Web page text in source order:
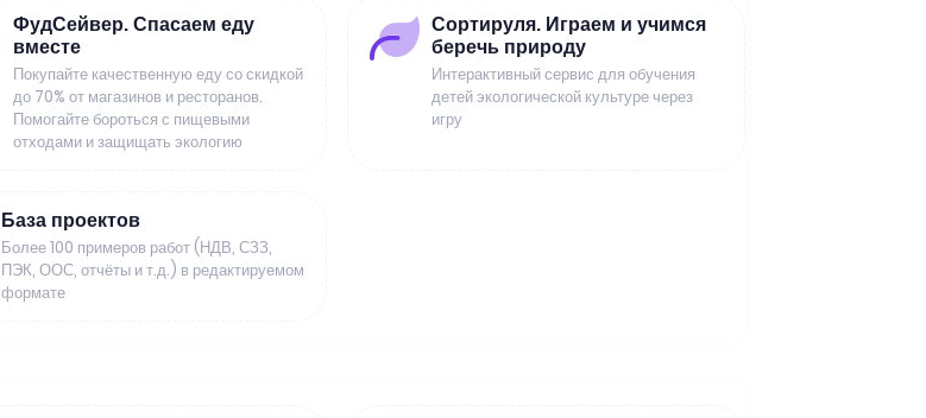
ФудСейвер. Спасаем еду
вместе
Покупайте качественную еду со скидкой
до 70% от магазинов и ресторанов.
Помогайте бороться с пищевыми
отходами и защищать экологию
Сортируля. Играем и учимся
беречь природу
Интерактивный сервис для обучения
детей экологической культуре через
игру
База проектов
Более 100 примеров работ (НДВ, СЗЗ,
ПЭК, ООС, отчёты и т.д.) в редактируемом
формате